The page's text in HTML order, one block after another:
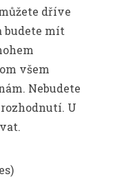
dříve
budete mít
všem
Nebudete
U